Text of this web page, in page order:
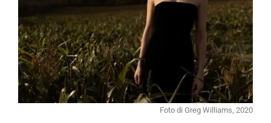
Foto di Greg Williams, 2020